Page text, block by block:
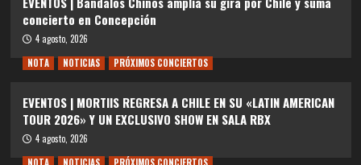
concierto en Concepción
4 agosto, 2026
NOTA
NOTICIAS PRÓXIMOS CONCIERTOS
EVENTOS | MORTIIS REGRESA A CHILE EN SU «LATIN AMERICAN
TOUR 2026» Y UN EXCLUSIVO SHOW EN SALA RBX
4 agosto, 2026